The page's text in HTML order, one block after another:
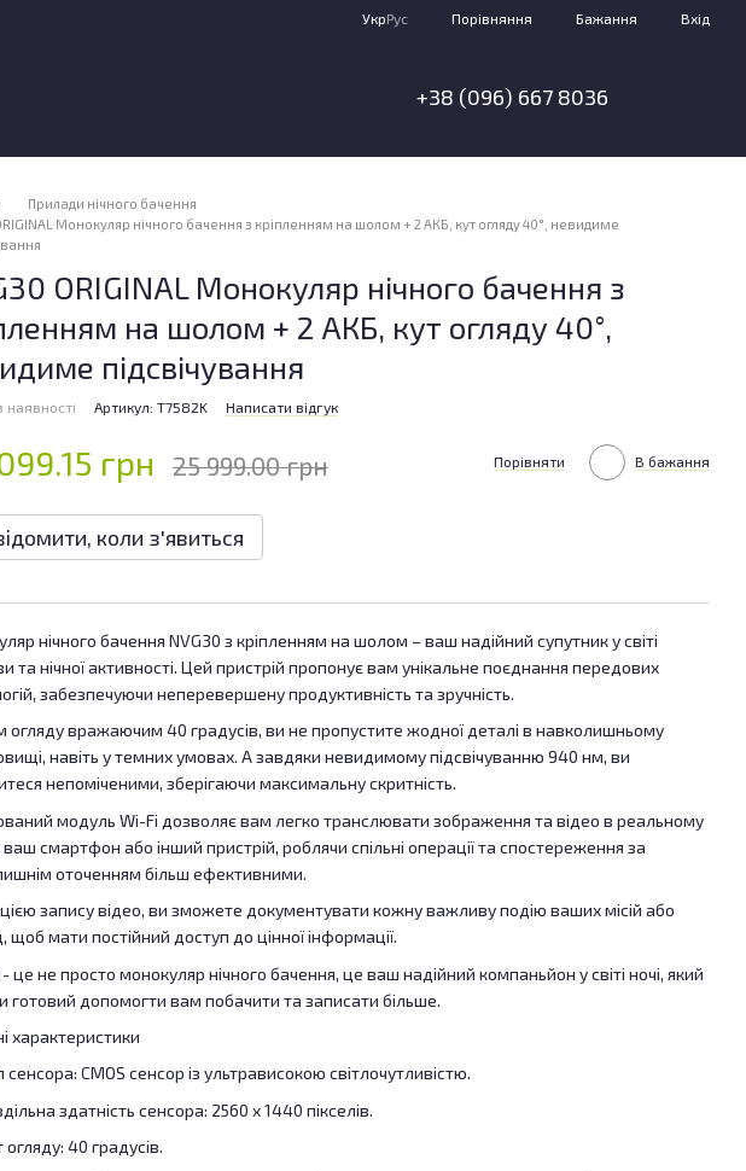
УкрРус Порівняння Бажання Вхід
+38 (096) 667 8036
Прилади нічного бачення
Монокуляр нічного бачення з кріпленням на шолом + 2 АКБ, кут огляду 40°, невидиме
ORIGINAL Монокуляр нічного бачення з
на шолом + 2 АКБ, кут огляду 40°,
підсвічування
Артикул: T7582K Написати відгук
грн 25 999.00 грн Порівняти В бажання
коли з'явиться
нічного бачення NVG30 з кріпленням на шолом – ваш надійний супутник у світі
та нічної активності. Цей пристрій пропонує вам унікальне поєднання передових
забезпечуючи неперевершену продуктивність та зручність.
огляду вражаючим 40 градусів, ви не пропустите жодної деталі в навколишньому
навіть у темних умовах. А завдяки невидимому підсвічуванню 940 нм, ви
непоміченими, зберігаючи максимальну скритність.
модуль Wi-Fi дозволяє вам легко транслювати зображення та відео в реальному
ваш смартфон або інший пристрій, роблячи спільні операції та спостереження за
оточенням більш ефективними.
запису відео, ви зможете документувати кожну важливу подію ваших місій або
щоб мати постійний доступ до цінної інформації.
це не просто монокуляр нічного бачення, це ваш надійний компаньйон у світі ночі, який
готовий допомогти вам побачити та записати більше.
характеристики
сенсора: CMOS сенсор із ультрависокою світлочутливістю.
здатність сенсора: 2560 x 1440 пікселів.
огляду: 40 градусів.